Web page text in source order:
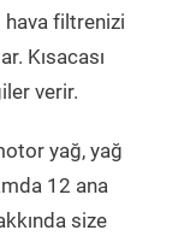
hava filtrenizi
Kısacası
verir.
yağ, yağ
12 ana
size